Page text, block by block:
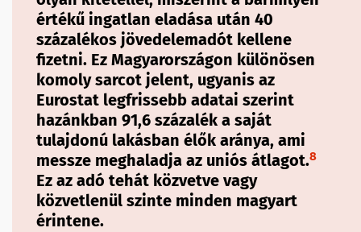
értékű ingatlan eladása után 40
százalékos jövedelemadót kellene
fizetni. Ez Magyarországon különösen
komoly sarcot jelent, ugyanis az
Eurostat legfrissebb adatai szerint
hazánkban 91,6 százalék a saját
tulajdonú lakásban élők aránya, ami
messze meghaladja az uniós átlagot.8
Ez az adó tehát közvetve vagy
közvetlenül szinte minden magyart
érintene.